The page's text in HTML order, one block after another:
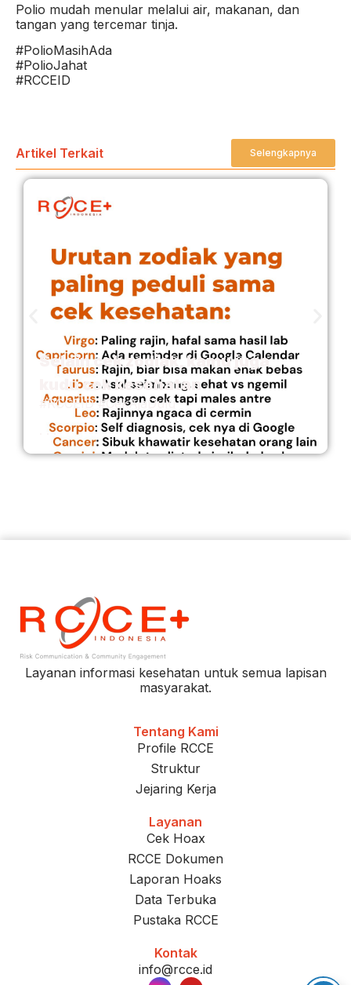
Polio mudah menular melalui air, makanan, dan
tangan yang tercemar tinja.
#PolioMasihAda
#PolioJahat
#RCCEID
Artikel Terkait Selengkapnya
Selain cek zodiak, kamu juga
kudu cek kesehatan
#RCCEID #CekAjaDulu
. . .
Layanan informasi kesehatan untuk semua lapisan
masyarakat.
Tentang Kami
Profile RCCE
Struktur
Jejaring Kerja
Layanan
Cek Hoax
RCCE Dokumen
Laporan Hoaks
Data Terbuka
Pustaka RCCE
Kontak
info@rcce.id